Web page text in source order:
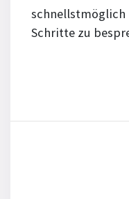
schnellstmöglich
Schritte zu